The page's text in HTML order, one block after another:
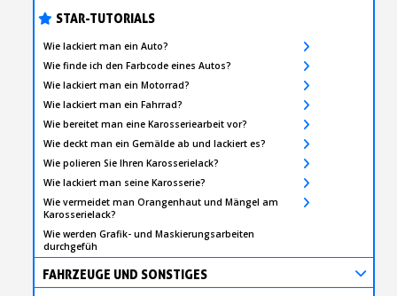
STAR-TUTORIALS
Wie lackiert man ein Auto?
Wie finde ich den Farbcode eines Autos?
Wie lackiert man ein Motorrad?
Wie lackiert man ein Fahrrad?
Wie bereitet man eine Karosseriearbeit vor?
Wie deckt man ein Gemälde ab und lackiert es?
Wie polieren Sie Ihren Karosserielack?
Wie lackiert man seine Karosserie?
Wie vermeidet man Orangenhaut und Mängel am
Karosserielack?
Wie werden Grafik- und Maskierungsarbeiten
durchgefüh
FAHRZEUGE UND SONSTIGES